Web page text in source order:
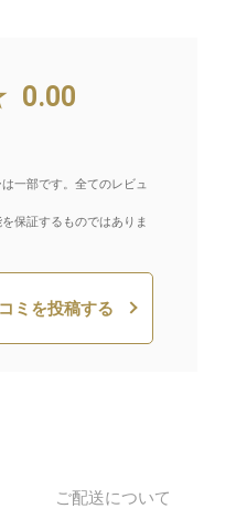
0.00
一部です。全てのレビュ
保証するものではありま
ミを投稿する
ご配送について